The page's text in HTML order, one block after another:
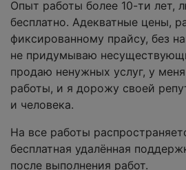
Опыт работы более 10-ти лет,
бесплатно. Адекватные цены,
фиксированному прайсу, без
не придумываю
продаю ненужных услуг, у
работы, и я дорожу своей
и человека.
На все работы
бесплатная удалённая
после выполнения работ.